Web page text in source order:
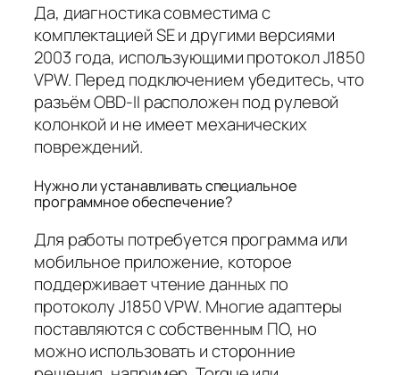
Да, диагностика совместима с
комплектацией SE и другими версиями
2003 года, использующими протокол J1850
VPW. Перед подключением убедитесь, что
разъём OBD-II расположен под рулевой
колонкой и не имеет механических
повреждений.
Нужно ли устанавливать специальное
программное обеспечение?
Для работы потребуется программа или
мобильное приложение, которое
поддерживает чтение данных по
протоколу J1850 VPW. Многие адаптеры
поставляются с собственным ПО, но
можно использовать и сторонние